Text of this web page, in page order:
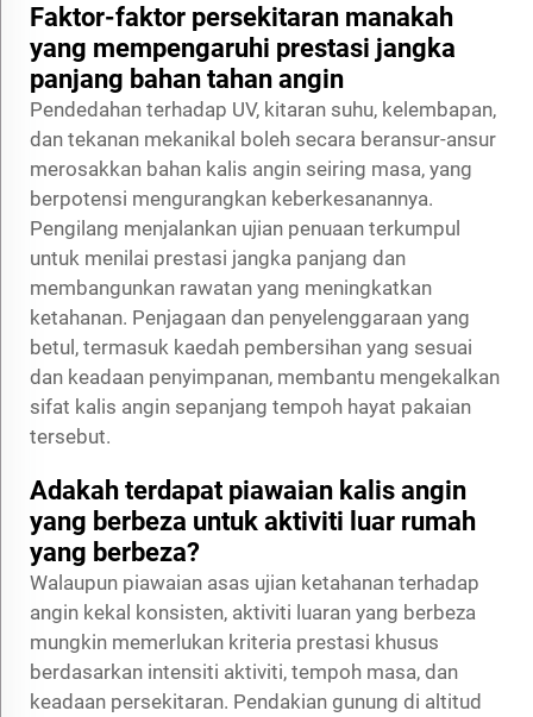
Faktor-faktor persekitaran manakah
yang mempengaruhi prestasi jangka
panjang bahan tahan angin
Pendedahan terhadap UV, kitaran suhu, kelembapan,
dan tekanan mekanikal boleh secara beransur-ansur
merosakkan bahan kalis angin seiring masa, yang
berpotensi mengurangkan keberkesanannya.
Pengilang menjalankan ujian penuaan terkumpul
untuk menilai prestasi jangka panjang dan
membangunkan rawatan yang meningkatkan
ketahanan. Penjagaan dan penyelenggaraan yang
betul, termasuk kaedah pembersihan yang sesuai
dan keadaan penyimpanan, membantu mengekalkan
sifat kalis angin sepanjang tempoh hayat pakaian
tersebut.
Adakah terdapat piawaian kalis angin
yang berbeza untuk aktiviti luar rumah
yang berbeza?
Walaupun piawaian asas ujian ketahanan terhadap
angin kekal konsisten, aktiviti luaran yang berbeza
mungkin memerlukan kriteria prestasi khusus
berdasarkan intensiti aktiviti, tempoh masa, dan
keadaan persekitaran. Pendakian gunung di altitud